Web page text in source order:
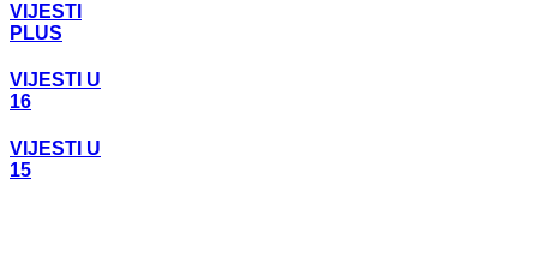
VIJESTI
PLUS
VIJESTI U
16
VIJESTI U
15